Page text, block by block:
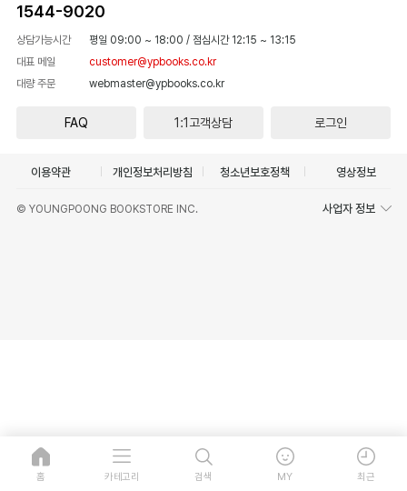
1544-9020
상담가능시간 평일 09:00 ~ 18:00 / 점심시간 12:15 ~ 13:15
대표 메일
customer@ypbooks.co.kr
대량 주문
webmaster@ypbooks.co.kr
FAQ 1:1고객상담 로그인
이용약관 개인정보처리방침 청소년보호정책 영상정보
© YOUNGPOONG BOOKSTORE INC. 사업자 정보
홈 카테고리 검색 MY 최근